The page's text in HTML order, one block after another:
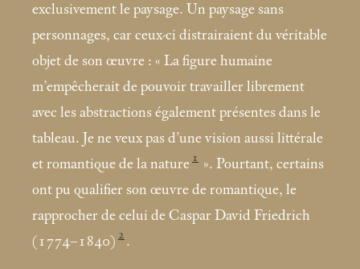
exclusivement le paysage. Un paysage sans
personnages, car ceux-ci distrairaient du véritable
objet de son œuvre : « La figure humaine
m’empêcherait de pouvoir travailler librement
avec les abstractions également présentes dans le
tableau. Je ne veux pas d’une vision aussi littérale
et romantique de la nature 1 ». Pourtant, certains
ont pu qualifier son œuvre de romantique, le
rapprocher de celui de Caspar David Friedrich
(1774–1840) 2 .